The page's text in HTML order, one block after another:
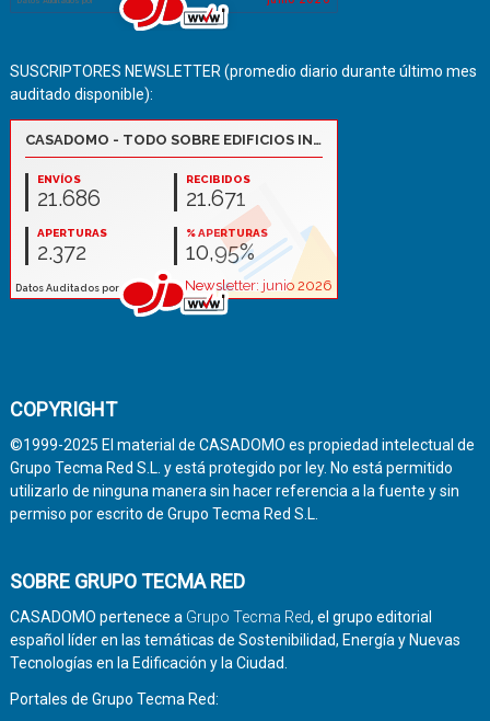
SUSCRIPTORES NEWSLETTER (promedio diario durante último mes
auditado disponible):
COPYRIGHT
©1999-2025 El material de CASADOMO es propiedad intelectual de
Grupo Tecma Red S.L. y está protegido por ley. No está permitido
utilizarlo de ninguna manera sin hacer referencia a la fuente y sin
permiso por escrito de Grupo Tecma Red S.L.
SOBRE GRUPO TECMA RED
CASADOMO pertenece a Grupo Tecma Red, el grupo editorial
español líder en las temáticas de Sostenibilidad, Energía y Nuevas
Tecnologías en la Edificación y la Ciudad.
Portales de Grupo Tecma Red: